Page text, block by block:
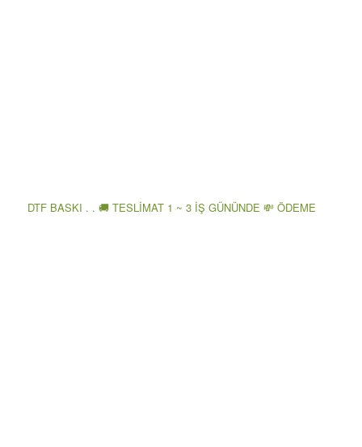
DTF BASKI . . 🚚 TESLİMAT 1 ~ 3 İŞ GÜNÜNDE 💸 ÖDEME